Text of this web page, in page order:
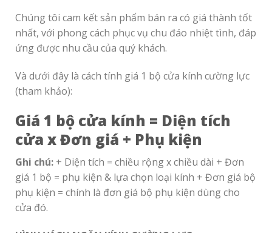
Chúng tôi cam kết sản phẩm bán ra có giá thành tốt
nhất, với phong cách phục vụ chu đáo nhiệt tình, đáp
ứng được nhu cầu của quý khách.
Và dưới đây là cách tính giá 1 bộ cửa kính cường lực
(tham khảo):
Giá 1 bộ cửa kính = Diện tích
cửa x Đơn giá + Phụ kiện
Ghi chú: + Diện tích = chiều rộng x chiều dài + Đơn
giá 1 bộ = phụ kiện & lựa chọn loại kính + Đơn giá bộ
phụ kiện = chính là đơn giá bộ phụ kiện dùng cho
cửa đó.